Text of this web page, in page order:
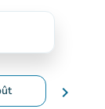
changer de
chevron_right